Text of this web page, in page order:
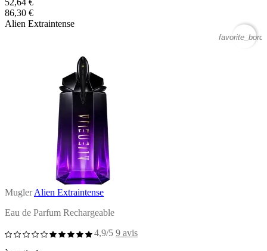
86,30 €
Alien Extraintense
Mugler Alien Extraintense
Eau de Parfum Rechargeable
4,9/5 9 avis